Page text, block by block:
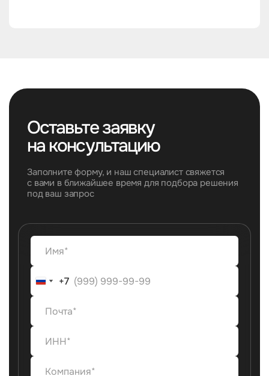
Оставьте заявку
на консультацию
Заполните форму, и наш специалист свяжется
с вами в ближайшее время для подбора решения
под ваш запрос
+7
+7